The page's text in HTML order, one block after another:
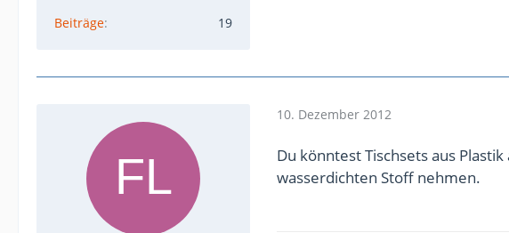
Beiträge 19
10. Dezember 2012
Du könntest Tischsets aus
wasserdichten Stoff nehmen.